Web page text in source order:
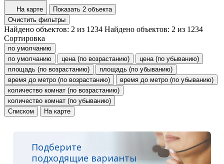
На карте
Показать 2 объекта
Очистить фильтры
Найдено объектов: 2 из 1234 Найдено объектов: 2 из 1234
Сортировка
по умолчанию
по умолчанию
цена (по возрастанию)
цена (по убыванию)
площадь (по возрастанию)
площадь (по убыванию)
время до метро (по возрастанию)
время до метро (по убыванию)
количество комнат (по возрастанию)
количество комнат (по убыванию)
Списком
На карте
Подберите
подходящие варианты